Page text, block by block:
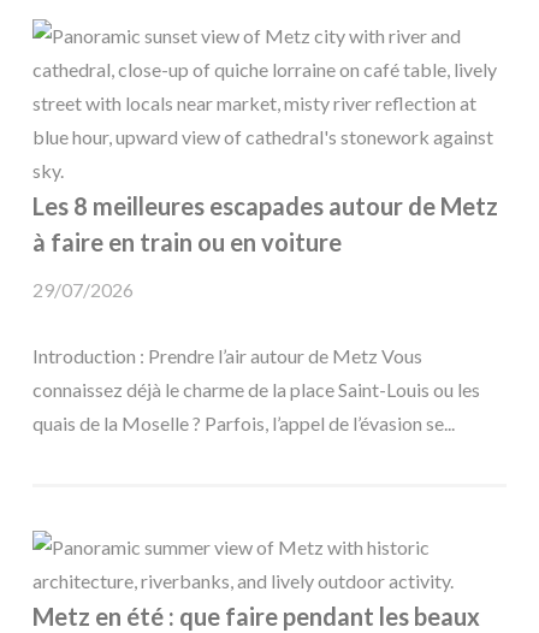
Les 8 meilleures escapades autour de Metz
à faire en train ou en voiture
29/07/2026
Introduction : Prendre l’air autour de Metz Vous
connaissez déjà le charme de la place Saint-Louis ou les
quais de la Moselle ? Parfois, l’appel de l’évasion se...
Metz en été : que faire pendant les beaux